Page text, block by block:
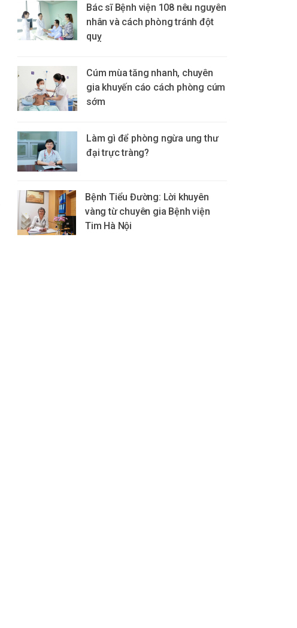
Bác sĩ Bệnh viện 108 nêu nguyên
nhân và cách phòng tránh đột
quỵ
Cúm mùa tăng nhanh, chuyên
gia khuyến cáo cách phòng cúm
sớm
Làm gì để phòng ngừa ung thư
đại trực tràng?
Bệnh Tiểu Đường: Lời khuyên
vàng từ chuyên gia Bệnh viện
Tim Hà Nội